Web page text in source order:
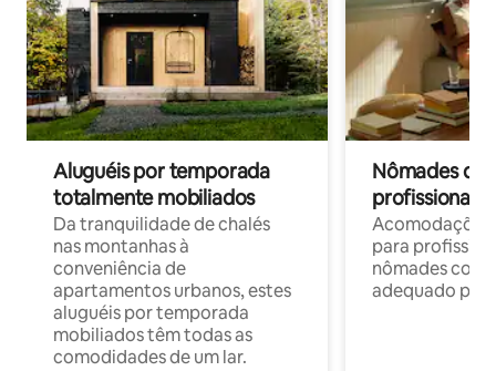
Aluguéis por temporada
totalmente mobiliados
Da tranquilidade de chalés
nas montanhas à
conveniência de
apartamentos urbanos, estes
aluguéis por temporada
mobiliados têm todas as
comodidades de um lar.
Nômades
profissionais
para
nômades com
adequado